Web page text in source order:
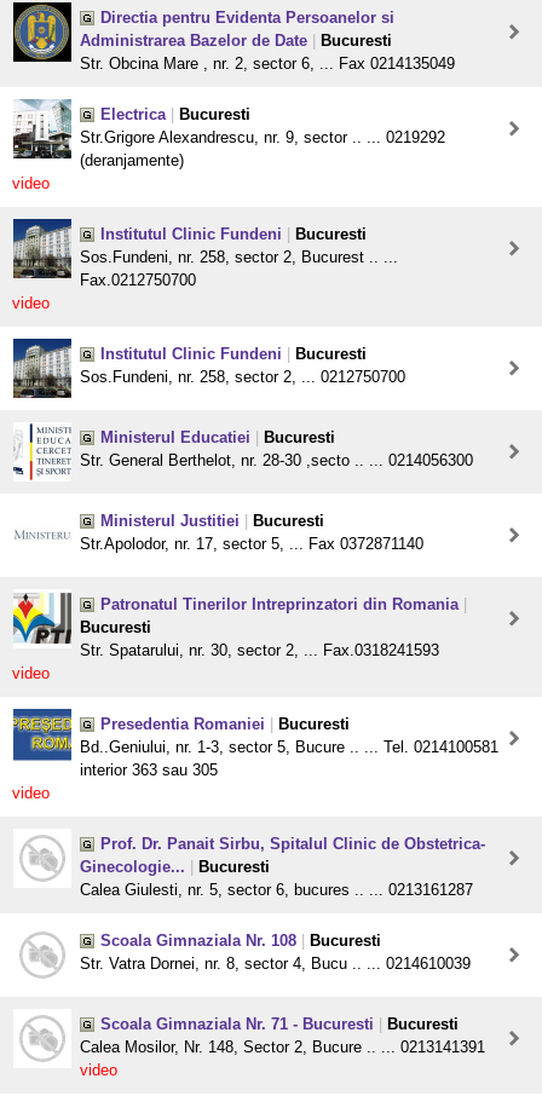
Directia pentru Evidenta Persoanelor si
Administrarea Bazelor de Date
Bucuresti
Str. Obcina Mare , nr. 2, sector 6, ... Fax 0214135049
Electrica
Bucuresti
Str.Grigore Alexandrescu, nr. 9, sector .. ... 0219292
(deranjamente)
video
Institutul Clinic Fundeni
Bucuresti
Sos.Fundeni, nr. 258, sector 2, Bucurest .. ...
Fax.0212750700
video
Institutul Clinic Fundeni
Bucuresti
Sos.Fundeni, nr. 258, sector 2, ... 0212750700
Ministerul Educatiei
Bucuresti
Str. General Berthelot, nr. 28-30 ,secto .. ... 0214056300
Ministerul Justitiei
Bucuresti
Str.Apolodor, nr. 17, sector 5, ... Fax 0372871140
Patronatul Tinerilor Intreprinzatori din Romania
Bucuresti
Str. Spatarului, nr. 30, sector 2, ... Fax.0318241593
video
Presedentia Romaniei
Bucuresti
Bd..Geniului, nr. 1-3, sector 5, Bucure .. ... Tel. 0214100581
interior 363 sau 305
video
Prof. Dr. Panait Sirbu, Spitalul Clinic de Obstetrica-
Ginecologie...
Bucuresti
Calea Giulesti, nr. 5, sector 6, bucures .. ... 0213161287
Scoala Gimnaziala Nr. 108
Bucuresti
Str. Vatra Dornei, nr. 8, sector 4, Bucu .. ... 0214610039
Scoala Gimnaziala Nr. 71 - Bucuresti
Bucuresti
Calea Mosilor, Nr. 148, Sector 2, Bucure .. ... 0213141391
video